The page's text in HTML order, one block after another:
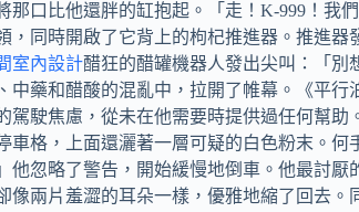
那口比他還胖的缸抱起。「走！K-999！
，同時開啟了它背上的枸杞推進器。推進器
室內設計醋狂的醋罐機器人發出尖叫：「
中藥和醋酸的混亂中，拉開了帷幕。《平
駕駛焦慮，從未在他需要時提供過任何幫
車格，上面還灑著一層可疑的白色粉末。
他忽略了警告，開始緩慢地倒車。他最討
像兩片羞澀的耳朵一樣，優雅地縮了回去